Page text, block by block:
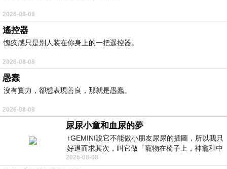
2026-08-08
遙控器
愧疚感只是别人装在你身上的一把遥控器。
2026-08-08
愚蠢
沒有實力，卻想表現善良，那就是愚蠢。
2026-08-08
尿尿小童和血尿的夢
↑GEMINI說它不能做小朋友尿尿的插圖，所以我只
好退而求其次，叫它做「寵物在椅子上，神龕和中
年人臉孔」的畫了。 六月底
2026-08-08